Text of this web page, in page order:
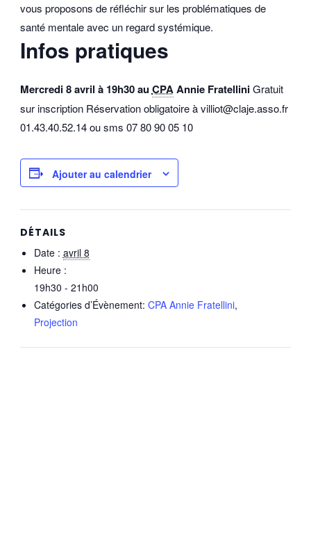
vous proposons de réfléchir sur les problématiques de
santé mentale avec un regard systémique.
Infos pratiques
Mercredi 8 avril à 19h30 auCPAAnnie FratelliniGratuit
sur inscription Réservation obligatoire à villiot@claje.asso.fr
01.43.40.52.14 ou sms 07 80 90 05 10
Ajouter au calendrier
DÉTAILS
Date : avril 8
Heure :
19h30 - 21h00
Catégories d’Évènement: CPA Annie Fratellini,
Projection